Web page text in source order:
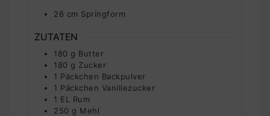
26 cm Springform
ZUTATEN
180 g Butter
180 g Zucker
1 Päckchen Backpulver
1 Päckchen Vanillezucker
1 EL
Rum
250 g Mehl